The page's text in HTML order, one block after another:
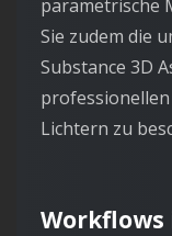
parametrische
Sie zudem die
Substance 3D
Lichtern zu